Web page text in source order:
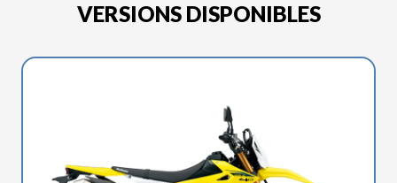
VERSIONS DISPONIBLES